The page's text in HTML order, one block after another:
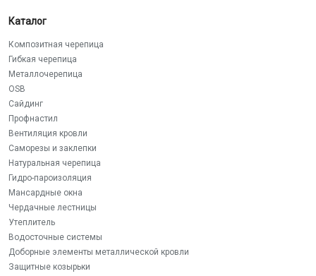
Каталог
Композитная черепица
Гибкая черепица
Металлочерепица
OSB
Сайдинг
Профнастил
Вентиляция кровли
Саморезы и заклепки
Натуральная черепица
Гидро-пароизоляция
Мансардные окна
Чердачные лестницы
Утеплитель
Водосточные системы
Доборные элементы металлической кровли
Защитные козырьки